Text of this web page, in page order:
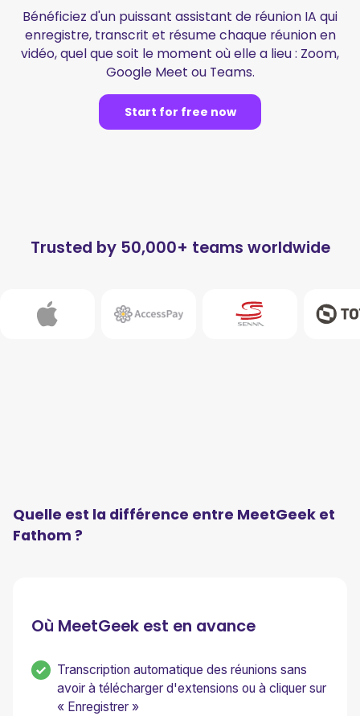
Bénéficiez d'un puissant assistant de réunion IA qui
enregistre, transcrit et résume chaque réunion en
vidéo, quel que soit le moment où elle a lieu : Zoom,
Google Meet ou Teams.
Start for free now
Trusted by 50,000+ teams worldwide
Quelle est la différence entre MeetGeek et
Fathom ?
Où MeetGeek est en avance
Transcription automatique des réunions sans
avoir à télécharger d'extensions ou à cliquer sur
« Enregistrer »